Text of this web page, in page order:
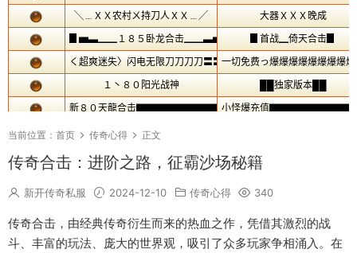
当前位置： 首页 传奇心得 正文
传奇合击：进阶之路，征霸沙场秘籍
新开传奇私服 2024-12-10 传奇心得 340
传奇合击，由经典传奇衍生而来的热血之作，凭借其激烈的战
斗、丰富的玩法、庞大的世界观，吸引了众多玩家争相涌入。在